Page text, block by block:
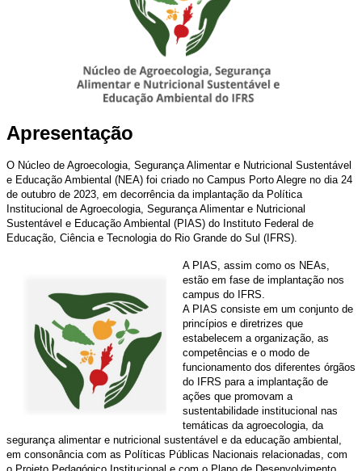
Apresentação
O Núcleo de Agroecologia, Segurança Alimentar e Nutricional Sustentável
e Educação Ambiental (NEA) foi criado no Campus Porto Alegre no dia 24
de outubro de 2023, em decorrência da implantação da Política
Institucional de Agroecologia, Segurança Alimentar e Nutricional
Sustentável e Educação Ambiental (PIAS) do Instituto Federal de
Educação, Ciência e Tecnologia do Rio Grande do Sul (IFRS).
A PIAS, assim como os NEAs,
estão em fase de implantação nos
campus do IFRS.
A PIAS consiste em um conjunto de
princípios e diretrizes que
estabelecem a organização, as
competências e o modo de
funcionamento dos diferentes órgãos
do IFRS para a implantação de
ações que promovam a
sustentabilidade institucional nas
temáticas da agroecologia, da
segurança alimentar e nutricional sustentável e da educação ambiental,
em consonância com as Políticas Públicas Nacionais relacionadas, com